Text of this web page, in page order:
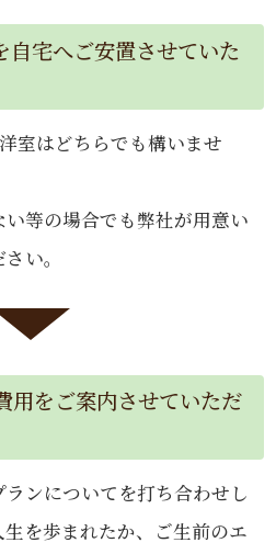
自宅へご安置させていた
室はどちらでも構いませ
等の場合でも弊社が用意い
い。
用をご案内させていただ
ンについてを打ち合わせし
を歩まれたか、ご生前のエ